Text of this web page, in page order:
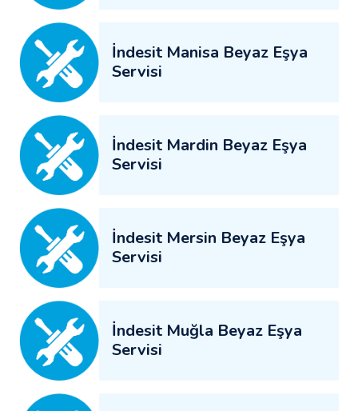
İndesit Manisa Beyaz Eşya
Servisi
İndesit Mardin Beyaz Eşya
Servisi
İndesit Mersin Beyaz Eşya
Servisi
İndesit Muğla Beyaz Eşya
Servisi